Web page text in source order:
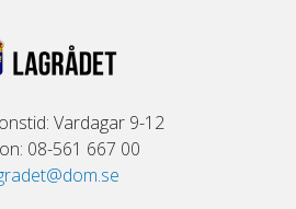
Vardagar 9-12
08-561 667 00